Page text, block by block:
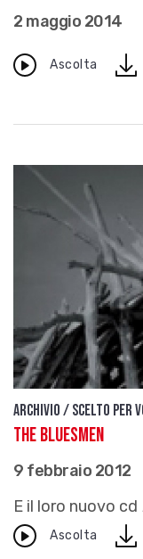
2 maggio 2014
Ascolta
Archivio / Scelto per
The Bluesmen
9 febbraio 2012
E il loro nuovo cd
Ascolta